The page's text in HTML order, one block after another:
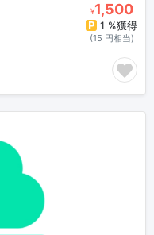
¥1,500
1 %獲得
(15 円相当)